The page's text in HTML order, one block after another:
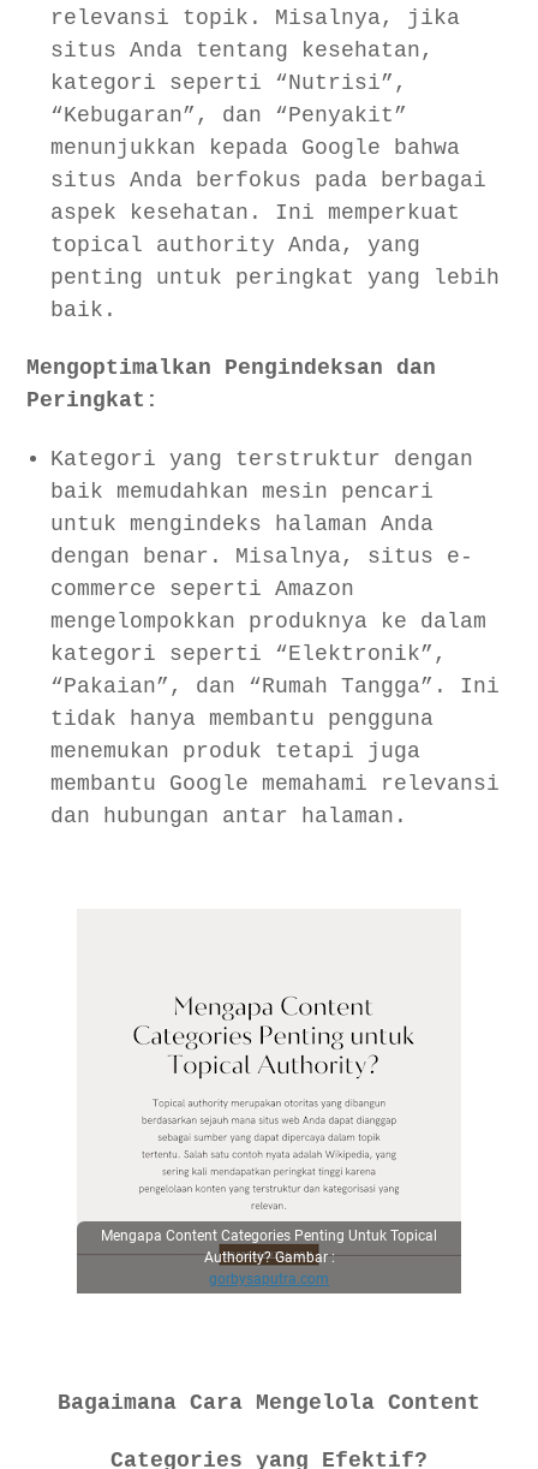
relevansi topik. Misalnya, jika
situs Anda tentang kesehatan,
kategori seperti “Nutrisi”,
“Kebugaran”, dan “Penyakit”
menunjukkan kepada Google bahwa
situs Anda berfokus pada berbagai
aspek kesehatan. Ini memperkuat
topical authority Anda, yang
penting untuk peringkat yang lebih
baik.
Mengoptimalkan Pengindeksan dan
Peringkat:
Kategori yang terstruktur dengan
baik memudahkan mesin pencari
untuk mengindeks halaman Anda
dengan benar. Misalnya, situs e-
commerce seperti Amazon
mengelompokkan produknya ke dalam
kategori seperti “Elektronik”,
“Pakaian”, dan “Rumah Tangga”. Ini
tidak hanya membantu pengguna
menemukan produk tetapi juga
membantu Google memahami relevansi
dan hubungan antar halaman.
Mengapa Content Categories Penting Untuk Topical
Authority? Gambar :
gorbysaputra.com
Bagaimana Cara Mengelola Content
Categories yang Efektif?